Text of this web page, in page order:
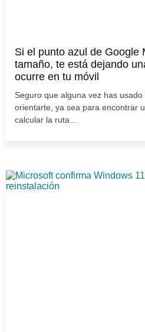
Si el punto azul de Google
tamaño, te está dejando
ocurre en tu móvil
Seguro que alguna vez has
orientarte, ya sea para encontrar
calcular la ruta...